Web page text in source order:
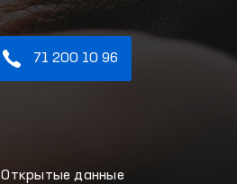
71 200 10 96
Открытые данные